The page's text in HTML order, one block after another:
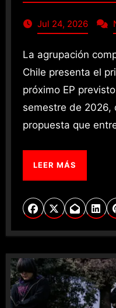
Jul 24, 2026
La agrupación compostada en Santiago de
Chile presenta el
próximo EP
semestre de 2026,
propuesta que
LEER MÁS